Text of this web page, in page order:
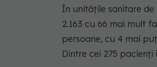
În unitățile sanitare de
2.163 cu 66 mai mult
persoane, cu 4 mai
Dintre cei 275